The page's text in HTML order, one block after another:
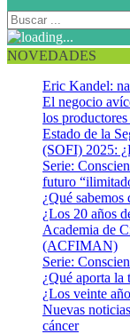
NOVEDADES
Eric Kandel:
El negocio
los
Estado de la
(SOFI) 2025:
Serie:
futuro
¿Qué sabemos
¿Los 20 años
Academia de
(ACFIMAN)
Serie:
¿Qué aporta la
¿Los veinte
Nuevas
cáncer